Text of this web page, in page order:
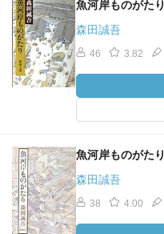
魚河岸ものがたり
森田誠吾
46 3.82
魚河岸ものがたり
森田誠吾
38 4.00